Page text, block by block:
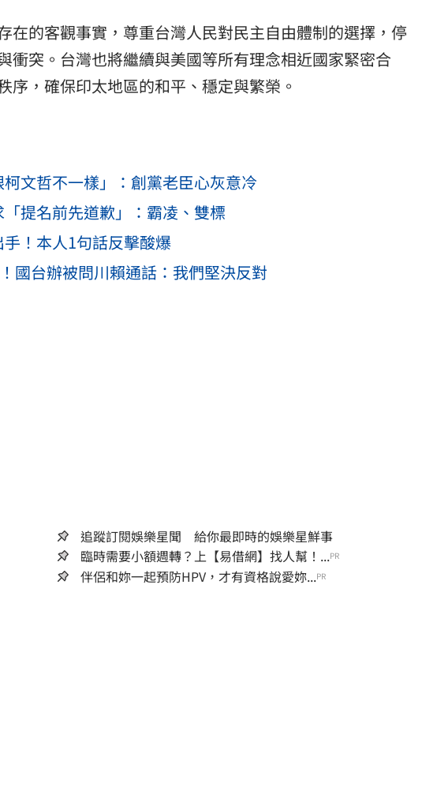
在的客觀事實，尊重台灣人民對民主自由體制的選擇，停
衝突。台灣也將繼續與美國等所有理念相近國家緊密合
序，確保印太地區的和平、穩定與繁榮。
文哲不一樣」：創黨老臣心灰意冷
提名前先道歉」：霸凌、雙標
！本人1句話反擊酸爆
國台辦被問川賴通話：我們堅決反對
追蹤訂閱娛樂星聞 給你最即時的娛樂星鮮事
臨時需要小額週轉？上【易借網】找人幫！...PR
伴侶和妳一起預防HPV，才有資格說愛妳...PR